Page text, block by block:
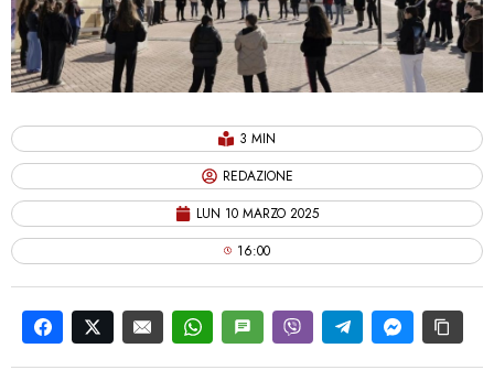
3 MIN
REDAZIONE
LUN 10 MARZO 2025
16:00